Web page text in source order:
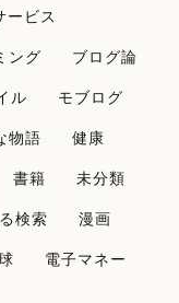
ービス
ング
ブログ論
ル
モブログ
物語
健康
書籍
未分類
検索
漫画
電子マネー